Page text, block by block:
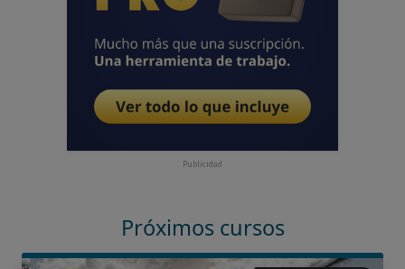
Publicidad
Próximos cursos